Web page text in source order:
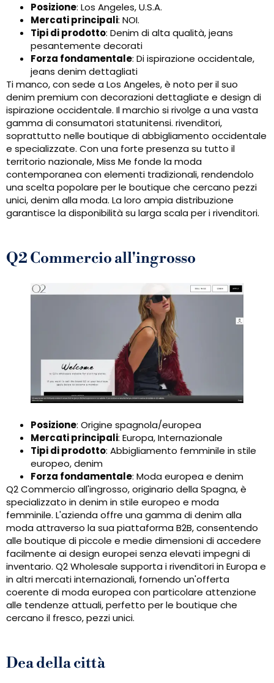
Posizione: Los Angeles, U.S.A.
Mercati principali: NOI.
Tipi di prodotto: Denim di alta qualità, jeans
pesantemente decorati
Forza fondamentale: Di ispirazione occidentale,
jeans denim dettagliati
Ti manco, con sede a Los Angeles, è noto per il suo
denim premium con decorazioni dettagliate e design di
ispirazione occidentale. Il marchio si rivolge a una vasta
gamma di consumatori statunitensi. rivenditori,
soprattutto nelle boutique di abbigliamento occidentale
e specializzate. Con una forte presenza su tutto il
territorio nazionale, Miss Me fonde la moda
contemporanea con elementi tradizionali, rendendolo
una scelta popolare per le boutique che cercano pezzi
unici, denim alla moda. La loro ampia distribuzione
garantisce la disponibilità su larga scala per i rivenditori.
Q2 Commercio all'ingrosso
Posizione: Origine spagnola/europea
Mercati principali: Europa, Internazionale
Tipi di prodotto: Abbigliamento femminile in stile
europeo, denim
Forza fondamentale: Moda europea e denim
Q2 Commercio all'ingrosso, originario della Spagna, è
specializzato in denim in stile europeo e moda
femminile. L'azienda offre una gamma di denim alla
moda attraverso la sua piattaforma B2B, consentendo
alle boutique di piccole e medie dimensioni di accedere
facilmente ai design europei senza elevati impegni di
inventario. Q2 Wholesale supporta i rivenditori in Europa e
in altri mercati internazionali, fornendo un'offerta
coerente di moda europea con particolare attenzione
alle tendenze attuali, perfetto per le boutique che
cercano il fresco, pezzi unici.
Dea della città